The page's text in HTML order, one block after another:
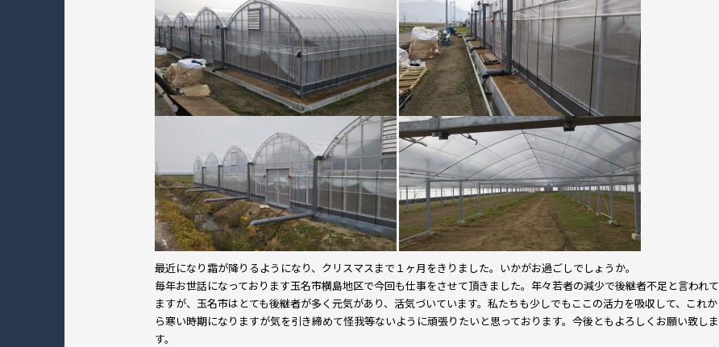
最近になり霜が降りるようになり、クリスマスまで１ヶ月をきりました。いかがお過ごしでしょうか。
毎年お世話になっております玉名市横島地区で今回も仕事をさせて頂きました。年々若者の減少で後継者不足と言われて
ますが、玉名市はとても後継者が多く元気があり、活気づいています。私たちも少しでもここの活力を吸収して、これか
ら寒い時期になりますが気を引き締めて怪我等ないように頑張りたいと思っております。今後ともよろしくお願い致しま
す。